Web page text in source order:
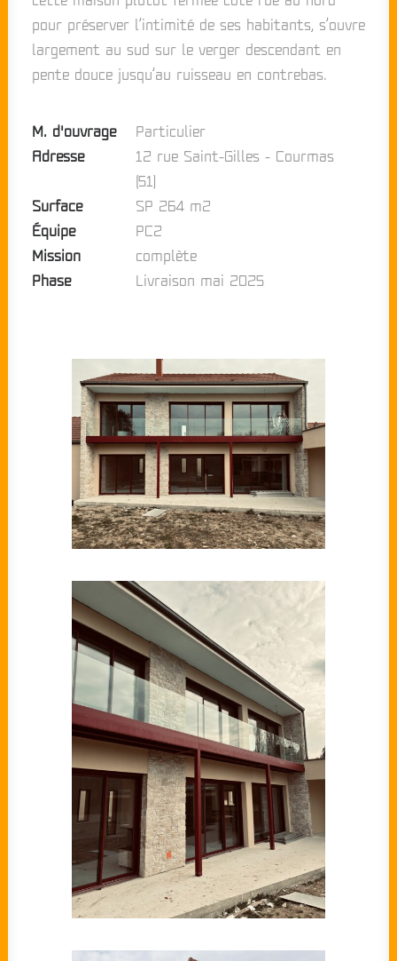
pour préserver l’intimité de ses habitants, s’ouvre
largement au sud sur le verger descendant en
pente douce jusqu’au ruisseau en contrebas.
M. d'ouvrage
Particulier
Adresse
12 rue Saint-Gilles - Courmas
(51)
Surface
SP 264 m2
Équipe
PC2
Mission
complète
Phase
Livraison mai 2025